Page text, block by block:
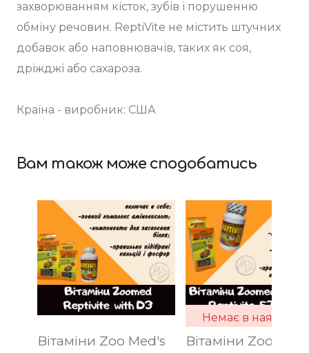
захворюванням кісток, зубів і порушенню
обміну речовин. ReptiVite не містить штучних
добавок або наповнювачів, таких як соя,
дріжджі або сахароза.
Країна - виробник: США
Вам також може сподобатись
Вітаміни Zoo Med's
Немає в наявності
Вітаміни Zoo